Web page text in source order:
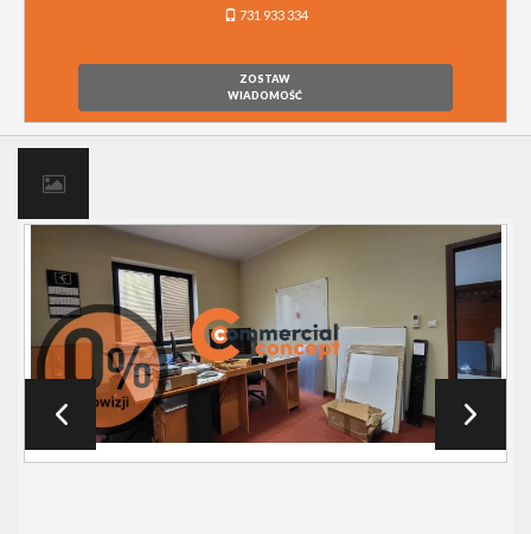
731 933 334
ZOSTAW
WIADOMOŚĆ